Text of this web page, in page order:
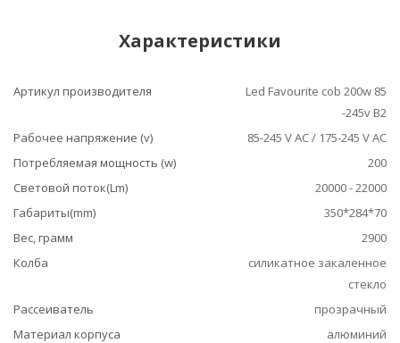
Характеристики
Артикул производителя
Led Favourite cob 200w 85
-245v В2
Рабочее напряжение (v)
85-245 V AC / 175-245 V AC
Потребляемая мощность (w)
200
Световой поток(Lm)
20000 - 22000
Габариты(mm)
350*284*70
Вес, грамм
2900
Колба
силикатное закаленное
стекло
Рассеиватель
прозрачный
Материал корпуса
алюминий